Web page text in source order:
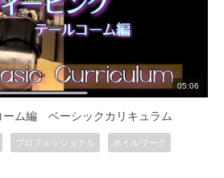
05:06
ム編 ベーシックカリキュラム
プロフェッショナル ホイルワーク